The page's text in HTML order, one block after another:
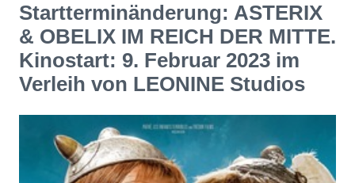
Startterminänderung: ​ASTERIX
& OBELIX IM REICH DER MITTE.
Kinostart: 9. Februar 2023 im
Verleih von LEONINE Studios